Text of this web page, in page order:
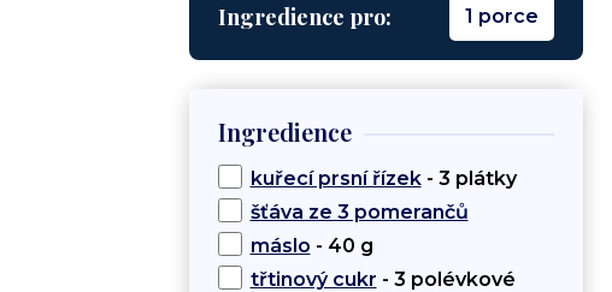
Ingredience pro: 1 porce
Ingredience
kuřecí prsní řízek- 3 plátky
šťáva ze 3 pomerančů
máslo - 40 g
třtinový cukr - 3 polévkové